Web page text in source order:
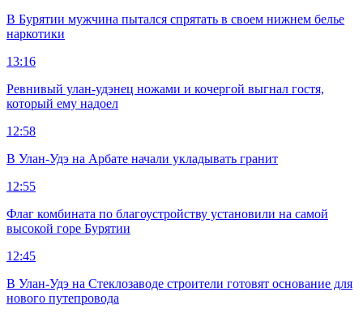
В Бурятии мужчина пытался спрятать в своем нижнем белье
наркотики
13:16
Ревнивый улан-удэнец ножами и кочергой выгнал гостя,
который ему надоел
12:58
В Улан-Удэ на Арбате начали укладывать гранит
12:55
Флаг комбината по благоустройству установили на самой
высокой горе Бурятии
12:45
В Улан-Удэ на Стеклозаводе строители готовят основание для
нового путепровода